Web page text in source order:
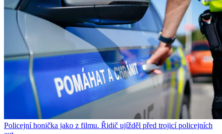
Policejní honička jako z filmu. Řidič ujížděl před trojicí policejních